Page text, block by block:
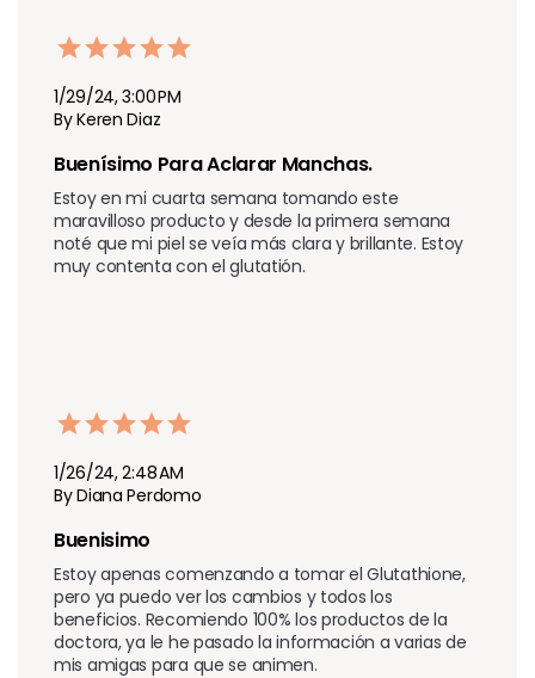
1/29/24, 3:00 PM
By Keren Diaz
Buenísimo Para Aclarar Manchas.
Estoy en mi cuarta semana tomando este
maravilloso producto y desde la primera semana
noté que mi piel se veía más clara y brillante. Estoy
muy contenta con el glutatión.
1/26/24, 2:48 AM
By Diana Perdomo
Buenisimo
Estoy apenas comenzando a tomar el Glutathione,
pero ya puedo ver los cambios y todos los
beneficios. Recomiendo 100% los productos de la
doctora, ya le he pasado la información a varias de
mis amigas para que se animen.